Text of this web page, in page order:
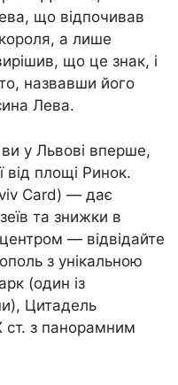
що відпочивав
а лише
що це знак, і
назвавши його
Лева.
у Львові вперше,
від площі Ринок.
Card) — дає
та знижки в
— відвідайте
з унікальною
(один із
Цитадель
ст. з панорамним